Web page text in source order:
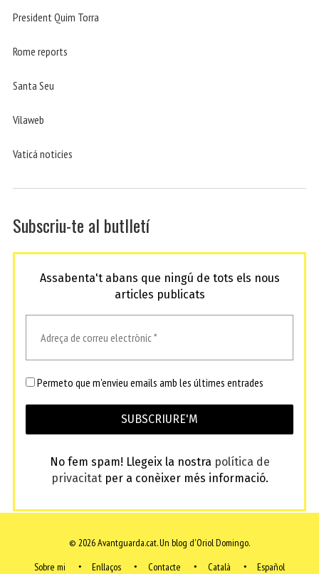
President Quim Torra
Rome reports
Santa Seu
Vilaweb
Vaticá noticies
Subscriu-te al butlletí
Assabenta't abans que ningú de tots els nous
articles publicats
Permeto que m'envieu emails amb les últimes entrades
No fem spam! Llegeix la nostra política de
privacitatper a conèixer més informació.
© 2026 Avantguarda.cat.Un blog d'Oriol Domingo.
Sobre mi
Enllaços Contacte Català Español